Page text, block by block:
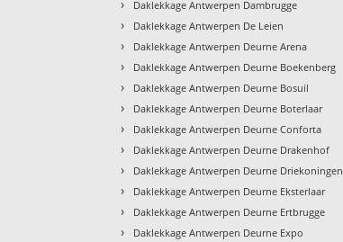
› Daklekkage Antwerpen Dambrugge
› Daklekkage Antwerpen De Leien
› Daklekkage Antwerpen Deurne Arena
› Daklekkage Antwerpen Deurne Boekenberg
› Daklekkage Antwerpen Deurne Bosuil
› Daklekkage Antwerpen Deurne Boterlaar
› Daklekkage Antwerpen Deurne Conforta
› Daklekkage Antwerpen Deurne Drakenhof
› Daklekkage Antwerpen Deurne Driekoningen
› Daklekkage Antwerpen Deurne Eksterlaar
› Daklekkage Antwerpen Deurne Ertbrugge
› Daklekkage Antwerpen Deurne Expo